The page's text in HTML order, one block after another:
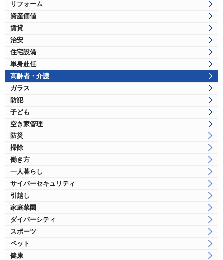
リフォーム
資産価値
賃貸
治安
住宅設備
単身赴任
高齢者・介護
ガラス
防犯
子ども
空き家管理
防災
掃除
働き方
一人暮らし
サイバーセキュリティ
引越し
家庭菜園
ダイバーシティ
スポーツ
ペット
健康